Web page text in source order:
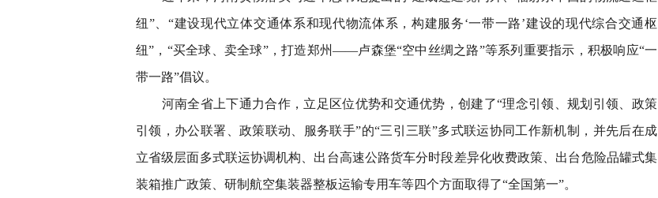
纽”、“建设现代立体交通体系和现代物流体系，构建服务‘一带一路’建设的现代综合交通枢
纽”，“买全球、卖全球”，打造郑州——卢森堡“空中丝绸之路”等系列重要指示，积极响应“一
带一路”倡议。
河南全省上下通力合作，立足区位优势和交通优势，创建了“理念引领、规划引领、政策
引领，办公联署、政策联动、服务联手”的“三引三联”多式联运协同工作新机制，并先后在成
立省级层面多式联运协调机构、出台高速公路货车分时段差异化收费政策、出台危险品罐式集
装箱推广政策、研制航空集装器整板运输专用车等四个方面取得了“全国第一”。